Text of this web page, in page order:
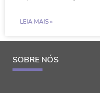
LEIA MAIS »
SOBRE NÓS